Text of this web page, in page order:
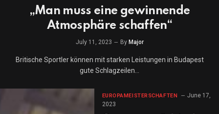
„Man muss eine gewinnende
Atmosphäre schaffen“
July 11, 2023 By Major
Britische Sportler können mit starken Leistungen in Budapest
gute Schlagzeilen…
EUROPAMEISTERSCHAFTEN
June 17,
2023